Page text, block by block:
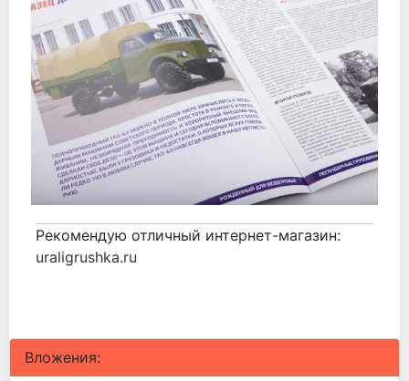
Рекомендую отличный интернет-магазин:
uraligrushka.ru
Вложения: